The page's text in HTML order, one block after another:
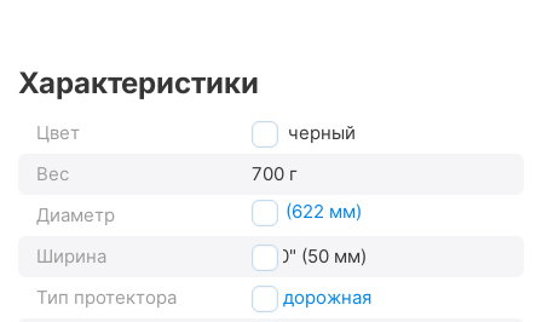
Характеристики
Цвет
черный
Вес
700 г
Диаметр
29" (622 мм)
Ширина
2.00" (50 мм)
Тип протектора
внедорожная